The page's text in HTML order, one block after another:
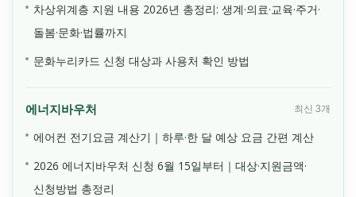
차상위계층 지원 내용 2026년 총정리: 생계·의료·교육·주거·
돌봄·문화·법률까지
문화누리카드 신청 대상과 사용처 확인 방법
에너지바우처 최신 3개
에어컨 전기요금 계산기｜하루·한 달 예상 요금 간편 계산
2026 에너지바우처 신청 6월 15일부터｜대상·지원금액·
신청방법 총정리